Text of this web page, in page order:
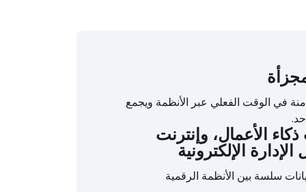
في الوقت الفعلي عبر الأنظمة ويجمع
الأعمال، وإنترنت
الإلكترونية
سلسة بين الأنظمة الرقمية